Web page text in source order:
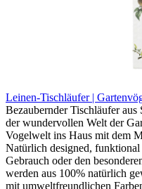
Leinen-Tischläufer |
Bezaubernder Tischläufer
der wundervollen Welt der
Vogelwelt ins Haus mit dem
Natürlich designed,
Gebrauch oder den
werden aus 100% natürlich
mit umweltfreundlichen